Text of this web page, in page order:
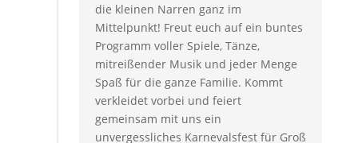
die kleinen Narren ganz im
Mittelpunkt! Freut euch auf ein buntes
Programm voller Spiele, Tänze,
mitreißender Musik und jeder Menge
Spaß für die ganze Familie. Kommt
verkleidet vorbei und feiert
gemeinsam mit uns ein
unvergessliches Karnevalsfest für Groß